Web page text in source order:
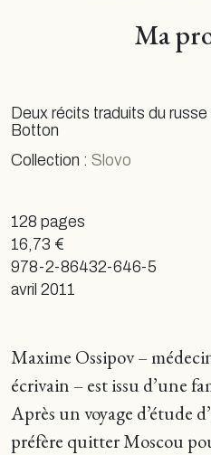
Ma
Deux récits traduits du
Botton
Collection : Slovo
128 pages
16,73 €
978-2-86432-646-5
avril 2011
Maxime Ossipov –
écrivain – est issu d’une
Après un voyage d’étude
préfère quitter Moscou